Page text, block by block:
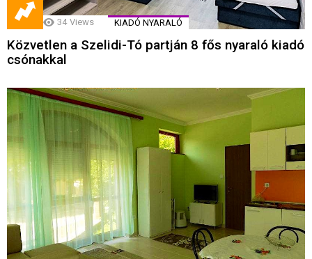
34 Views KIADÓ NYARALÓ
Közvetlen a Szelidi-Tó partján 8 fős nyaraló kiadó
csónakkal